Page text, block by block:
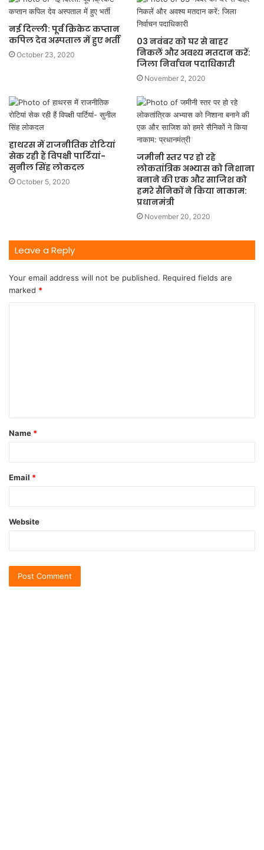
नई दिल्ली: पूर्व क्रिकेट कप्तान
कपिल देव अस्पताल में हुए भर्ती
October 23, 2020
03 नवंबर को घर से बाहर
निकलें और अवश्य मतदान करें:
जिला निर्वाचन पदाधिकारी
November 2, 2020
हाथरस में राजनीतिक रोटियां
सेक रही हैं विपक्षी पार्टियां-
सुनील सिंह लोकदल
October 5, 2020
जमीनी स्तर पर हो रहे
लोकतांत्रिक अभ्यास को निशाना
बनाने की एक और साजिश को
हमरे सैनिकों ने किया नाकाम:
प्रधानमंत्री
November 20, 2020
Leave a Reply
Your email address will not be published. Required fields are
marked *
Name *
Email *
Website